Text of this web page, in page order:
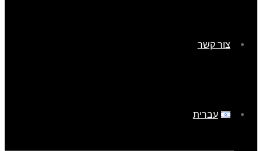
צור קשר
עברית